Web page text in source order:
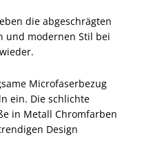
die abgeschrägten
und modernen Stil bei
wieder.
Microfaserbezug
ein. Die schlichte
in Metall Chromfarben
Design